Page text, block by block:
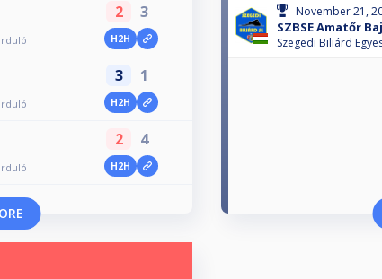
2 3
H2H
3 1
H2H
2 4
H2H
November 21,
SZBSE Amatőr
Szegedi Biliárd